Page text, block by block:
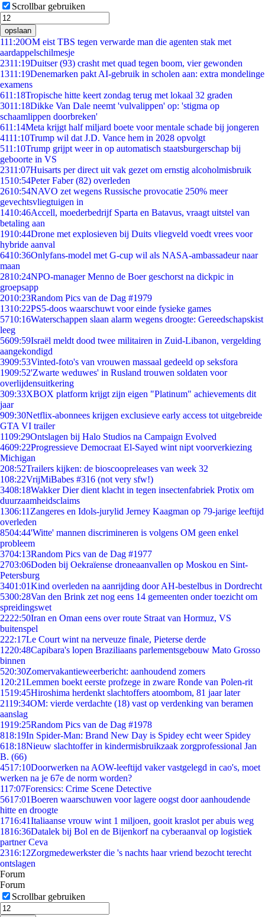
Scrollbar gebruiken
opslaan
111:20OM eist TBS tegen verwarde man die agenten stak met
aardappelschilmesje
2311:19Duitser (93) crasht met quad tegen boom, vier gewonden
1311:19Denemarken pakt AI-gebruik in scholen aan: extra mondelinge
examens
611:18Tropische hitte keert zondag terug met lokaal 32 graden
3011:18Dikke Van Dale neemt 'vulvalippen' op: 'stigma op
schaamlippen doorbreken'
611:14Meta krijgt half miljard boete voor mentale schade bij jongeren
4111:10Trump wil dat J.D. Vance hem in 2028 opvolgt
511:10Trump grijpt weer in op automatisch staatsburgerschap bij
geboorte in VS
2311:07Huisarts per direct uit vak gezet om ernstig alcoholmisbruik
1510:54Peter Faber (82) overleden
2610:54NAVO zet wegens Russische provocatie 250% meer
gevechtsvliegtuigen in
1410:46Accell, moederbedrijf Sparta en Batavus, vraagt uitstel van
betaling aan
1910:44Drone met explosieven bij Duits vliegveld voedt vrees voor
hybride aanval
6410:36Onlyfans-model met G-cup wil als NASA-ambassadeur naar
maan
2810:24NPO-manager Menno de Boer geschorst na dickpic in
groepsapp
2010:23Random Pics van de Dag #1979
1310:22PS5-doos waarschuwt voor einde fysieke games
5710:16Waterschappen slaan alarm wegens droogte: Gereedschapskist
leeg
5609:59Israël meldt dood twee militairen in Zuid-Libanon, vergelding
aangekondigd
3909:53Vinted-foto's van vrouwen massaal gedeeld op seksfora
1909:52'Zwarte weduwes' in Rusland trouwen soldaten voor
overlijdensuitkering
309:33XBOX platform krijgt zijn eigen "Platinum" achievements dit
jaar
909:30Netflix-abonnees krijgen exclusieve early access tot uitgebreide
GTA VI trailer
1109:29Ontslagen bij Halo Studios na Campaign Evolved
4609:22Progressieve Democraat El-Sayed wint nipt voorverkiezing
Michigan
208:52Trailers kijken: de bioscoopreleases van week 32
108:22VrijMiBabes #316 (not very sfw!)
3408:18Wakker Dier dient klacht in tegen insectenfabriek Protix om
duurzaamheidsclaims
1306:11 Zangeres en Idols-jurylid Jerney Kaagman op 79-jarige leeftijd
overleden
8504:44'Witte' mannen discrimineren is volgens OM geen enkel
probleem
3704:13Random Pics van de Dag #1977
2703:06Doden bij Oekraïense droneaanvallen op Moskou en Sint-
Petersburg
3401:01Kind overleden na aanrijding door AH-bestelbus in Dordrecht
5300:28Van den Brink zet nog eens 14 gemeenten onder toezicht om
spreidingswet
2222:50Iran en Oman eens over route Straat van Hormuz, VS
buitenspel
222:17Le Court wint na nerveuze finale, Pieterse derde
1220:48Capibara's lopen Braziliaans parlementsgebouw Mato Grosso
binnen
520:30Zomervakantieweerbericht: aanhoudend zomers
1 20:21Lemmen boekt eerste profzege in zware Ronde van Polen-rit
1519:45Hiroshima herdenkt slachtoffers atoombom, 81 jaar later
2119:34OM: vierde verdachte (18) vast op verdenking van beramen
aanslag
1919:25Random Pics van de Dag #1978
818:19In Spider-Man: Brand New Day is Spidey echt weer Spidey
618:18Nieuw slachtoffer in kindermisbruikzaak zorgprofessional Jan
B. (66)
4517:10Doorwerken na AOW-leeftijd vaker vastgelegd in cao's, moet
werken na je 67e de norm worden?
117:07Forensics: Crime Scene Detective
5617:01Boeren waarschuwen voor lagere oogst door aanhoudende
hitte en droogte
1716:41Italiaanse vrouw wint 1 miljoen, gooit kraslot per abuis weg
1816:36Datalek bij Bol en de Bijenkorf na cyberaanval op logistiek
partner Ceva
2316:12Zorgmedewerkster die 's nachts haar vriend bezocht terecht
ontslagen
Forum
Forum
Scrollbar gebruiken